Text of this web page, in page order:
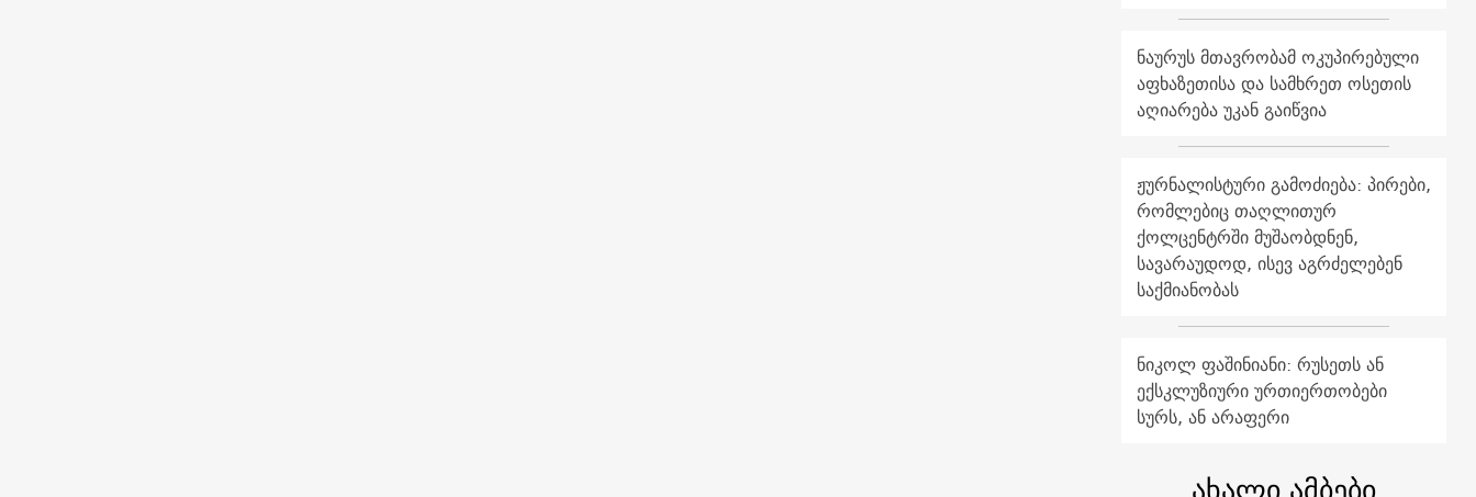
ნაურუს მთავრობამ ოკუპირებული
აფხაზეთისა და სამხრეთ ოსეთის
აღიარება უკან გაიწვია
ჟურნალისტური გამოძიება: პირები,
რომლებიც თაღლითურ
ქოლცენტრში მუშაობდნენ,
სავარაუდოდ, ისევ აგრძელებენ
საქმიანობას
ნიკოლ ფაშინიანი: რუსეთს ან
ექსკლუზიური ურთიერთობები
სურს, ან არაფერი